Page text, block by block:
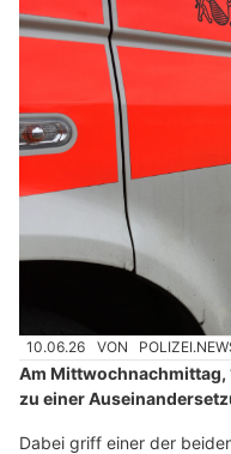
10.06.26 VON
Am Mittwochnachmittag,
zu einer
Dabei griff einer der